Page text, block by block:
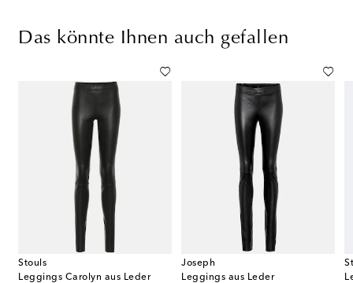
Das könnte Ihnen auch gefallen
Stouls
Leggings Carolyn aus Leder
Joseph
Leggings aus Leder